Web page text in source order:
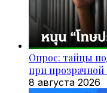
Опрос: тайцы
при прозрачной
8 августа 2026